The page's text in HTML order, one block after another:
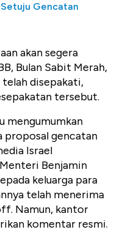
Gencatan
akan segera
Bulan Sabit Merah,
disepakati,
tersebut.
mengumumkan
proposal gencatan
Israel
Benjamin
keluarga para
telah menerima
Namun, kantor
komentar resmi.